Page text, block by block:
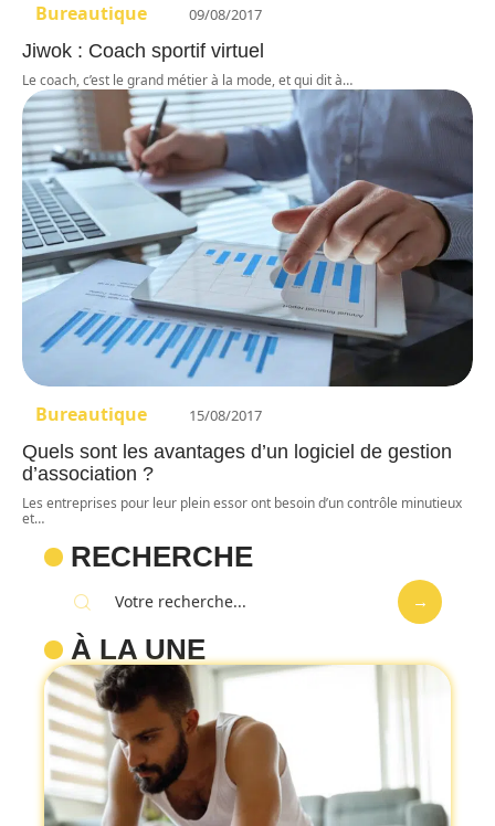
Bureautique 09/08/2017
Jiwok : Coach sportif virtuel
Le coach, c’est le grand métier à la mode, et qui dit à…
Bureautique 15/08/2017
Quels sont les avantages d’un logiciel de gestion
d’association ?
Les entreprises pour leur plein essor ont besoin d’un contrôle minutieux
et…
RECHERCHE
À LA UNE